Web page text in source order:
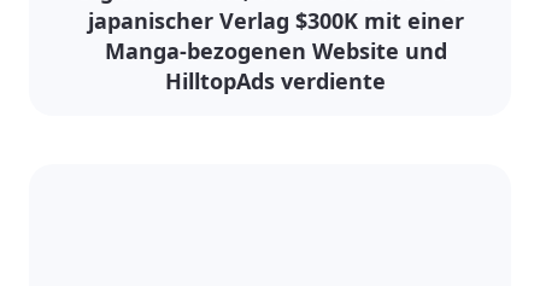
japanischer Verlag $300K mit einer
Manga-bezogenen Website und
HilltopAds verdiente